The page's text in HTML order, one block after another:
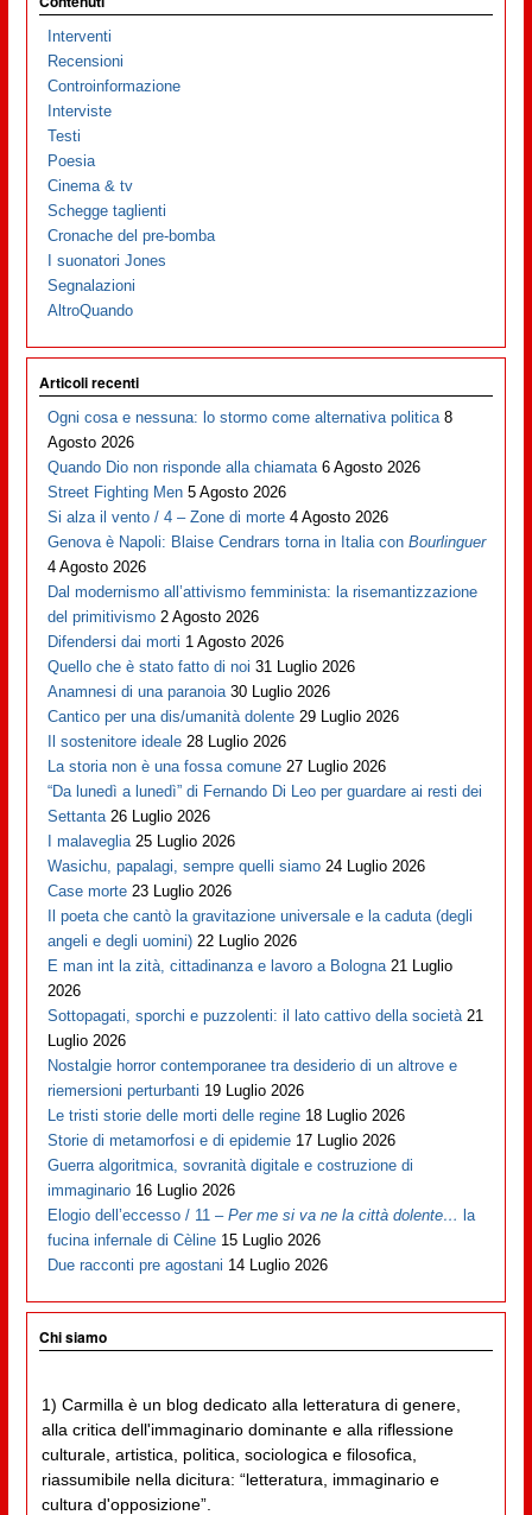
Interventi
Recensioni
Controinformazione
Interviste
Testi
Poesia
Cinema & tv
Schegge taglienti
Cronache del pre-bomba
I suonatori Jones
Segnalazioni
AltroQuando
Articoli recenti
Ogni cosa e nessuna: lo stormo come alternativa politica 8
Agosto 2026
Quando Dio non risponde alla chiamata 6 Agosto 2026
Street Fighting Men 5 Agosto 2026
Si alza il vento / 4 – Zone di morte 4 Agosto 2026
Genova è Napoli: Blaise Cendrars torna in Italia conBourlinguer
4 Agosto 2026
Dal modernismo all’attivismo femminista: la risemantizzazione
del primitivismo 2 Agosto 2026
Difendersi dai morti 1 Agosto 2026
Quello che è stato fatto di noi 31 Luglio 2026
Anamnesi di una paranoia 30 Luglio 2026
Cantico per una dis/umanità dolente 29 Luglio 2026
Il sostenitore ideale 28 Luglio 2026
La storia non è una fossa comune 27 Luglio 2026
“Da lunedì a lunedì” di Fernando Di Leo per guardare ai resti dei
Settanta 26 Luglio 2026
I malaveglia 25 Luglio 2026
Wasichu, papalagi, sempre quelli siamo 24 Luglio 2026
Case morte 23 Luglio 2026
Il poeta che cantò la gravitazione universale e la caduta (degli
angeli e degli uomini) 22 Luglio 2026
E man int la zità, cittadinanza e lavoro a Bologna 21 Luglio
2026
Sottopagati, sporchi e puzzolenti: il lato cattivo della società 21
Luglio 2026
Nostalgie horror contemporanee tra desiderio di un altrove e
riemersioni perturbanti 19 Luglio 2026
Le tristi storie delle morti delle regine 18 Luglio 2026
Storie di metamorfosi e di epidemie 17 Luglio 2026
Guerra algoritmica, sovranità digitale e costruzione di
immaginario 16 Luglio 2026
Elogio dell’eccesso / 11 –Per me si va ne la città dolente… la
fucina infernale di Cèline 15 Luglio 2026
Due racconti pre agostani 14 Luglio 2026
Chi siamo
1) Carmilla è un blog dedicato alla letteratura di genere,
alla critica dell'immaginario dominante e alla riflessione
culturale, artistica, politica, sociologica e filosofica,
riassumibile nella dicitura: “letteratura, immaginario e
cultura d'opposizione”.